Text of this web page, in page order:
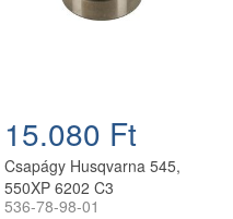
15.080 Ft
Csapágy Husqvarna 545,
550XP 6202 C3
536-78-98-01